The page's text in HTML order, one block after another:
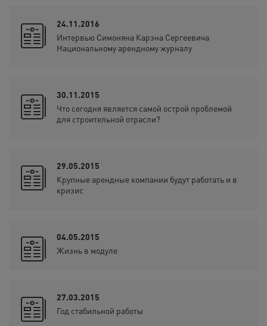
24.11.2016
Интервью Симоняна Карэна Сергеевича
Национальному арендному журналу
30.11.2015
Что сегодня является самой острой проблемой
для строительной отрасли?
29.05.2015
Крупные арендные компании будут работать и в
кризис
04.05.2015
Жизнь в модуле
27.03.2015
Год стабильной работы